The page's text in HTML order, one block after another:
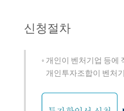
신청절차
◦ 개인이 벤처기업 등에
개인투자조합이 벤처